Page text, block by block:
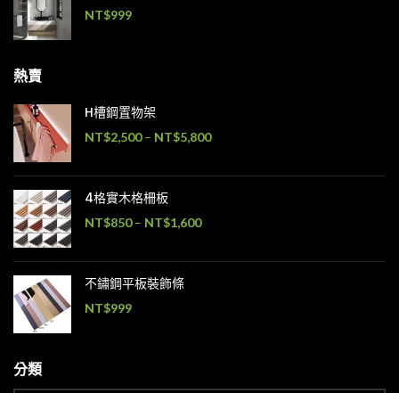
NT$999
熱賣
H槽鋼置物架
NT$2,500 – NT$5,800
4格實木格柵板
NT$850 – NT$1,600
不鏽鋼平板裝飾條
NT$999
分類